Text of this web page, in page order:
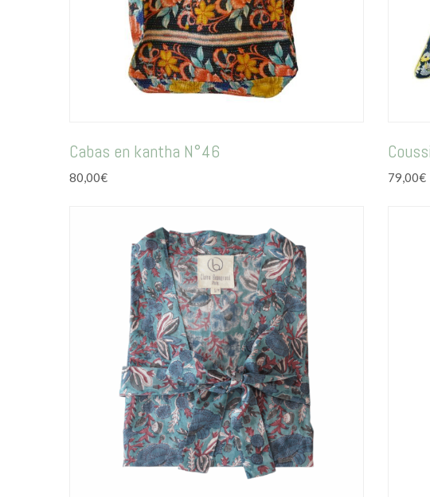
Cabas en kantha N°46
80,00€ 79,00€